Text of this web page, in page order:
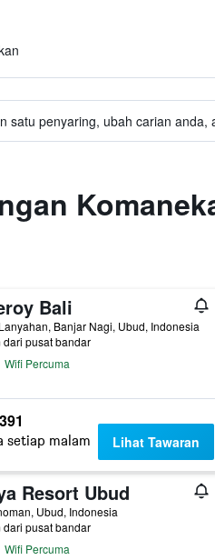
satu penyaring, ubah carian
Bali
Banjar Nagi, Ubud, Indonesia
dari pusat bandar
Wifi Percuma
setiap malam Lihat Tawaran
Resort Ubud
Ubud, Indonesia
dari pusat bandar
Wifi Percuma